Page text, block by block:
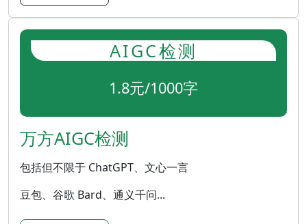
AIGC检测
1.8元/1000字
万方AIGC检测
包括但不限于 ChatGPT、文心一言
豆包、谷歌 Bard、通义千问...